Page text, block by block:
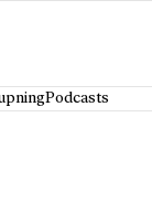
Podcasts